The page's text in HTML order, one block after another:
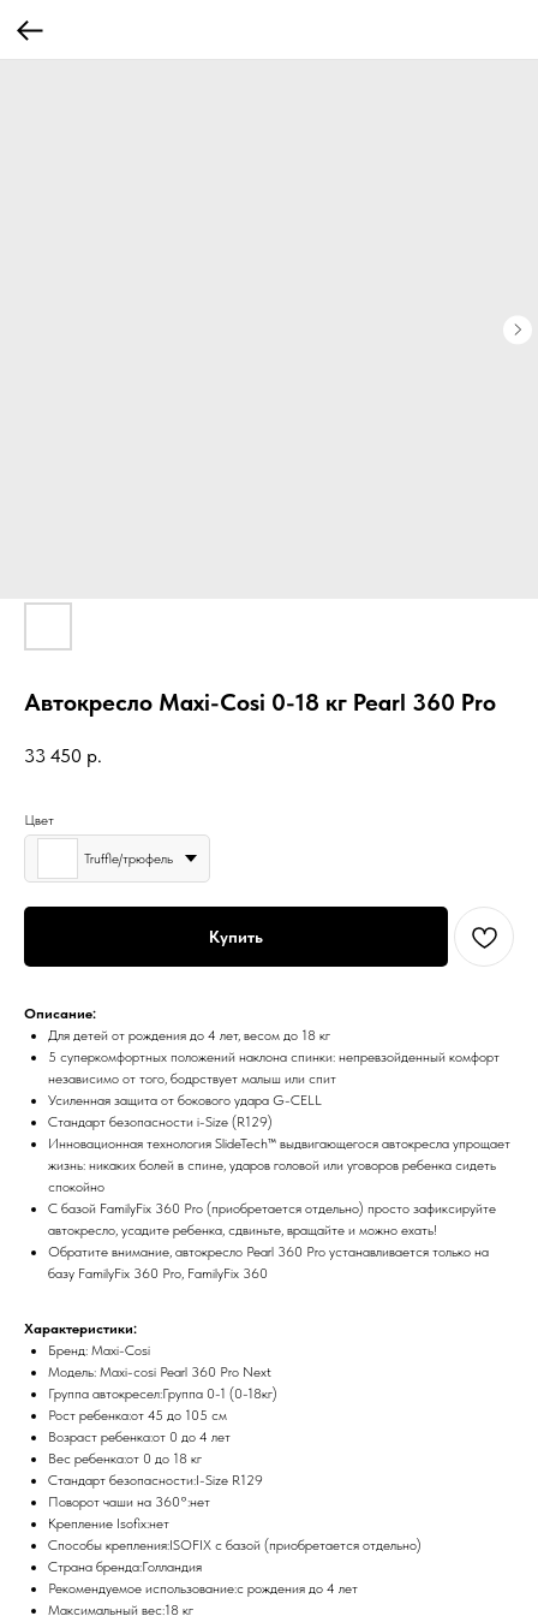
Автокресло Maxi-Cosi 0-18 кг Pearl 360 Pro
33 450 р.
Цвет
Truffle/трюфель
Купить
Описание:
Для детей от рождения до 4 лет, весом до 18 кг
5 суперкомфортных положений наклона спинки: непревзойденный комфорт
независимо от того, бодрствует малыш или спит
Усиленная защита от бокового удара G-CELL
Стандарт безопасности i-Size (R129)
Инновационная технология SlideTech™ выдвигающегося автокресла упрощает
жизнь: никаких болей в спине, ударов головой или уговоров ребенка сидеть
спокойно
С базой FamilyFix 360 Pro (приобретается отдельно) просто зафиксируйте
автокресло, усадите ребенка, сдвиньте, вращайте и можно ехать!
Обратите внимание, автокресло Pearl 360 Pro устанавливается только на
базу FamilyFix 360 Pro, FamilyFix 360
Характеристики:
Бренд: Maxi-Cosi
Модель: Maxi-cosi Pearl 360 Pro Next
Группа автокресел:Группа 0-1 (0-18кг)
Рост ребенка:от 45 до 105 см
Возраст ребенка:от 0 до 4 лет
Вес ребенка:от 0 до 18 кг
Стандарт безопасности:I-Size R129
Поворот чаши на 360°:нет
Крепление Isofix:нет
Способы крепления:ISOFIX с базой (приобретается отдельно)
Страна бренда:Голландия
Рекомендуемое использование:с рождения до 4 лет
Максимальный вес:18 кг